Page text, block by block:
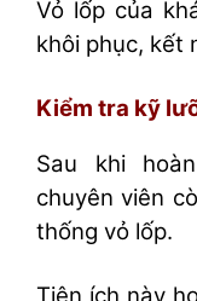
Vỏ lốp của
khôi phục, kết
Kiểm tra kỹ
Sau khi
chuyên viên
thống vỏ lốp.